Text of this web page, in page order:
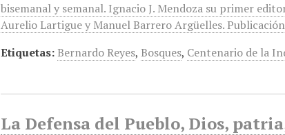
bisemanal y semanal. Ignacio J. Mendoza su primer
Aurelio Lartigue y Manuel Barrero Argüelles.
Etiquetas: Bernardo Reyes, Bosques, Centenario de la
La Defensa del Pueblo, Dios,